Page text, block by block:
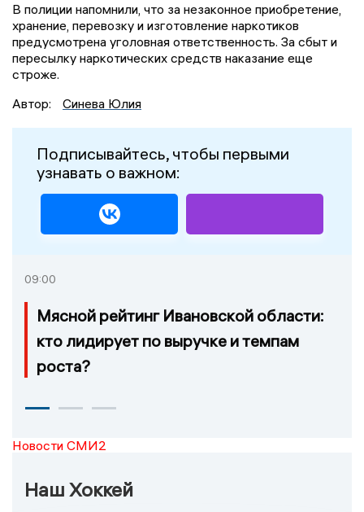
В полиции напомнили, что за незаконное приобретение,
хранение, перевозку и изготовление наркотиков
предусмотрена уголовная ответственность. За сбыт и
пересылку наркотических средств наказание еще
строже.
Автор:
Синева Юлия
Подписывайтесь, чтобы первыми
узнавать о важном:
09:00
Мясной рейтинг Ивановской области:
кто лидирует по выручке и темпам
роста?
Новости СМИ2
Наш Хоккей